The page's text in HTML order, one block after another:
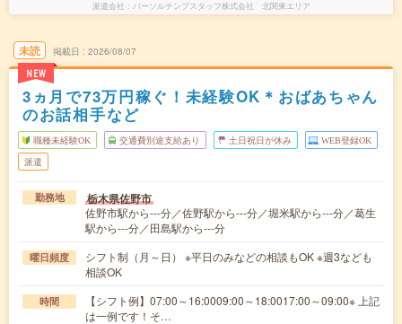
派遣会社 パーソルテンプスタッフ株式会社 北関東エリア
未読
NEW
掲載日 2026/08/07
3ヵ月で73万円稼ぐ！未経験OK＊おばあちゃん
のお話相手など
職種未経験OK 交通費別途支給あり 土日祝日が休み WEB登録OK
派遣
勤務地 栃木県佐野市
佐野市駅から---分／佐野駅から---分／堀米駅から---分／葛生
駅から---分／田島駅から---分
曜日頻度
シフト制（月～日） ※平日のみなどの相談もOK ※週3なども
相談OK
時間
【シフト例】07:00～16:0009:00～18:0017:00～09:00※ 上記
は一例です！そ…